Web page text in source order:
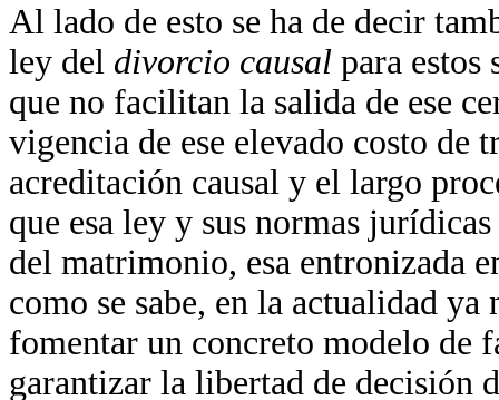
Al lado de esto se ha de decir
ley del divorcio causal para estos
que no facilitan la salida de ese
vigencia de ese elevado costo de
acreditación causal y el largo
que esa ley y sus normas
del matrimonio, esa entronizada
como se sabe, en la actualidad
fomentar un concreto modelo de
garantizar la libertad de decisión